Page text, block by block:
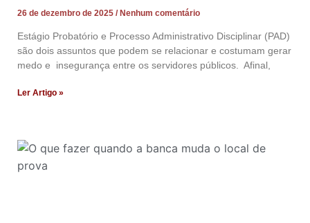
26 de dezembro de 2025 Nenhum comentário
Estágio Probatório e Processo Administrativo Disciplinar (PAD)
são dois assuntos que podem se relacionar e costumam gerar
medo e insegurança entre os servidores públicos. Afinal,
Ler Artigo »